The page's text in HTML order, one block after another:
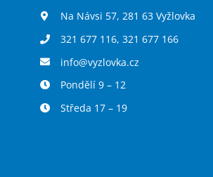
Na Návsi 57, 281 63 Vyžlovka
321 677 116, 321 677 166
info@vyzlovka.cz
Pondělí 9 – 12
Středa 17 – 19